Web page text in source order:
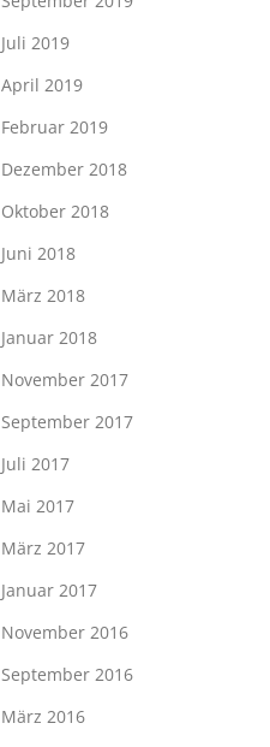
Juli 2019
April 2019
Februar 2019
Dezember 2018
Oktober 2018
Juni 2018
März 2018
Januar 2018
November 2017
September 2017
Juli 2017
Mai 2017
März 2017
Januar 2017
November 2016
September 2016
März 2016